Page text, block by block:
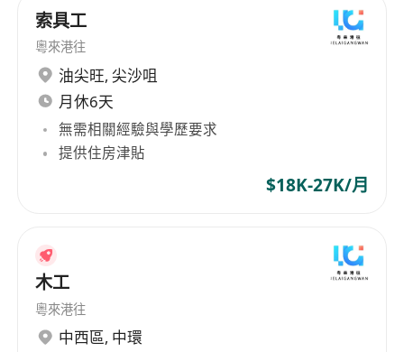
索具工
粵來港往
油尖旺, 尖沙咀
月休6天
無需相關經驗與學歷要求
提供住房津貼
$18K-27K/月
木工
粵來港往
中西區, 中環